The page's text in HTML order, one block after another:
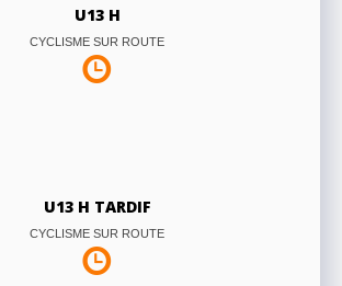
U13 H
CYCLISME SUR ROUTE
U13 H TARDIF
CYCLISME SUR ROUTE